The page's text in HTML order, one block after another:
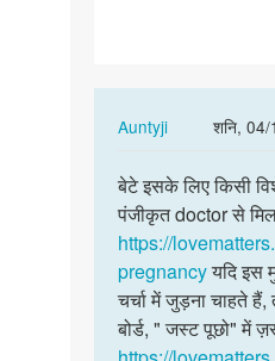
Auntyji
शनि,
In
to
Mujhe
4month
pahle
bara…
by
R
बेटे
इसके
लिए
किसी
विशेषग्य…
बेटे इसके लिए किसी
पंजीकृत doctor से
https://
pregnancyयदि इस
चर्चा में जुड़ना चाहते
बोर्ड, " जस्ट पूछो" में